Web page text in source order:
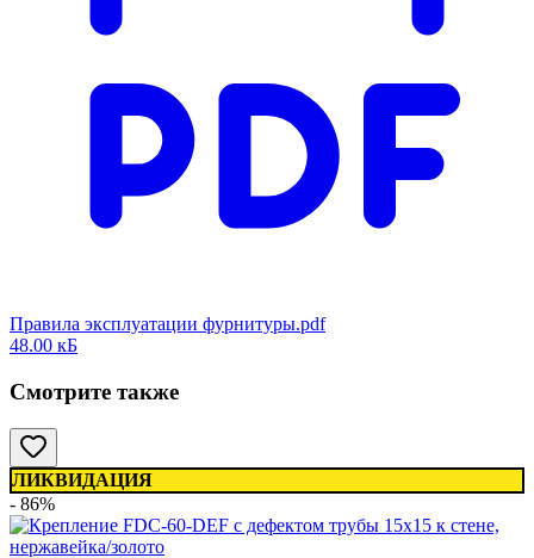
Правила эксплуатации фурнитуры.pdf
48.00 кБ
Смотрите также
ЛИКВИДАЦИЯ
- 86%